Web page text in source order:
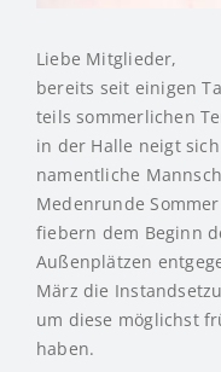
Liebe Mitglieder,
bereits seit einigen
teils sommerlichen
in der Halle neigt
namentliche
Medenrunde
fiebern dem Beginn
Außenplätzen
März die
um diese möglichst
haben.